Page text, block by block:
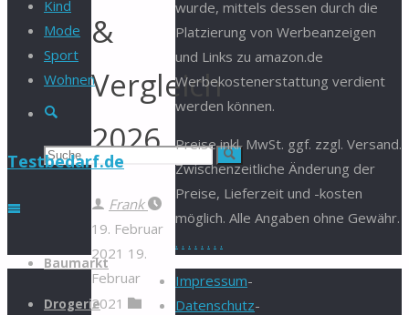
Kind
Mode
Sport
Wohnen
Suche
Suchen Suche
Testbedarf.de
Zum
springen
Baumarkt
Drogerie
&
Vergleich
2026
Frank
19. Februar
2021 19.
Februar
2021
wurde, mittels dessen durch die
Platzierung von Werbeanzeigen
und Links zu amazon.de
Werbekostenerstattung verdient
werden können.
Preise inkl. MwSt. ggf. zzgl. Versand.
Zwischenzeitliche Änderung der
Preise, Lieferzeit und -kosten
möglich. Alle Angaben ohne Gewähr.
. . . . . . . .
Impressum-
Datenschutz-